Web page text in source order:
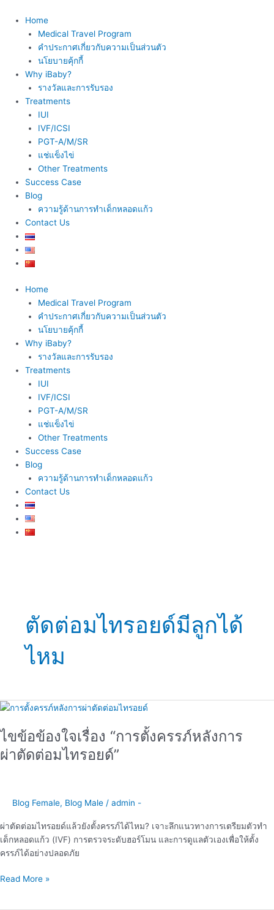
content
Home
Medical Travel Program
คำประกาศเกี่ยวกับความเป็นส่วนตัว
นโยบายคุ้กกี้
Why iBaby?
รางวัลและการรับรอง
Treatments
IUI
IVF/ICSI
PGT-A/M/SR
แช่แข็งไข่
Other Treatments
Success Case
Blog
ความรู้ด้านการทำเด็กหลอดแก้ว
Contact Us
Home
Medical Travel Program
คำประกาศเกี่ยวกับความเป็นส่วนตัว
นโยบายคุ้กกี้
Why iBaby?
รางวัลและการรับรอง
Treatments
IUI
IVF/ICSI
PGT-A/M/SR
แช่แข็งไข่
Other Treatments
Success Case
Blog
ความรู้ด้านการทำเด็กหลอดแก้ว
Contact Us
ตัดต่อมไทรอยด์มีลูกได้
ไหม
ไขข้อข้องใจเรื่อง “การตั้งครรภ์หลังการ
ผ่าตัดต่อมไทรอยด์”
Blog Female, Blog Male / admin -
ผ่าตัดต่อมไทรอยด์แล้วยังตั้งครรภ์ได้ไหม? เจาะลึกแนวทางการเตรียมตัวทำ
เด็กหลอดแก้ว (IVF) การตรวจระดับฮอร์โมน และการดูแลตัวเองเพื่อให้ตั้ง
ครรภ์ได้อย่างปลอดภัย
ไขข้อ
เรื่อง
“การ
ตั้ง
การ
ต่อม
ไทรอยด์”
Read More »